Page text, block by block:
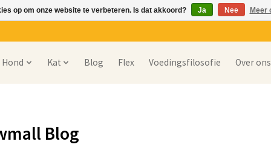
Hond Kat Blog Flex Voedingsfilosofie Over ons
Blog
op om onze website te verbeteren. Is dat akkoord? Ja Nee Meer